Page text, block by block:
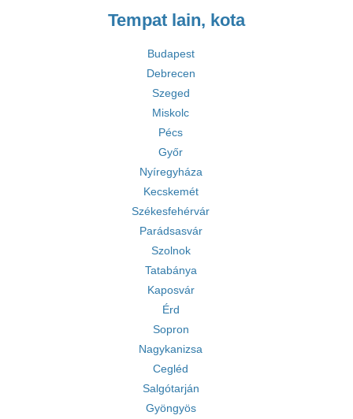
Tempat lain, kota
Budapest
Debrecen
Szeged
Miskolc
Pécs
Győr
Nyíregyháza
Kecskemét
Székesfehérvár
Parádsasvár
Szolnok
Tatabánya
Kaposvár
Érd
Sopron
Nagykanizsa
Cegléd
Salgótarján
Gyöngyös